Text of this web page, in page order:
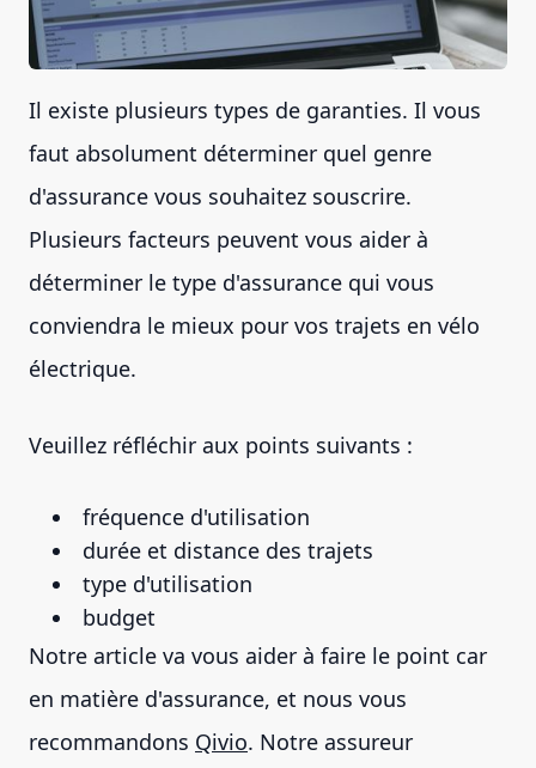
Il existe plusieurs types de garanties. Il vous
faut absolument déterminer quel genre
d'assurance vous souhaitez souscrire.
Plusieurs facteurs peuvent vous aider à
déterminer le type d'assurance qui vous
conviendra le mieux pour vos trajets en vélo
électrique.
Veuillez réfléchir aux points suivants :
fréquence d'utilisation
durée et distance des trajets
type d'utilisation
budget
Notre article va vous aider à faire le point car
en matière d'assurance, et nous vous
recommandons Qivio. Notre assureur